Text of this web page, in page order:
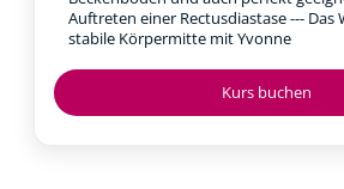
Kurs buchen
Auftreten einer Rectusdiastase ---
stabile Körpermitte mit Yvonne